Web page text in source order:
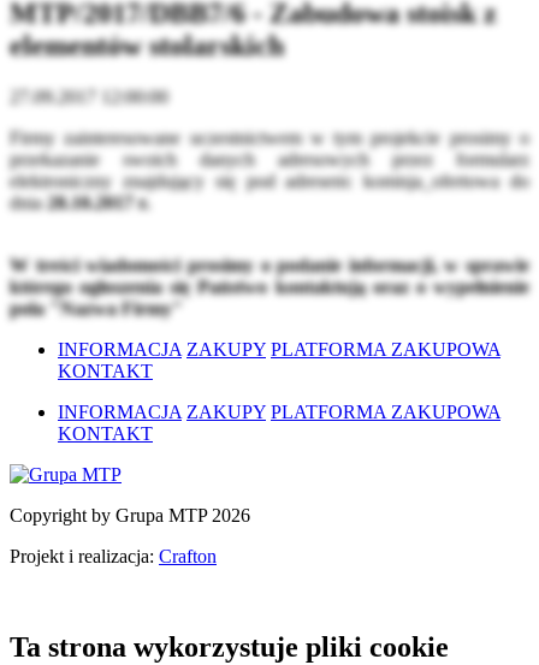
MTP/2017/DBB7/6 - Zabudowa stoisk z
elementów stolarskich
27.09.2017 12:00:00
Firmy zainteresowane uczestnictwem w tym projekcie prosimy o
przekazanie swoich danych adresowych przez formularz
elektroniczny znajdujący się pod adresem:
komisja_ofertowa do
dnia 28.10.2017 r.
W treści wiadomości prosimy o podanie informacji, w sprawie
którego ogłoszenia się Państwo kontaktują oraz o wypełnienie
pola "Nazwa Firmy"
INFORMACJA ZAKUPY PLATFORMA ZAKUPOWA
KONTAKT
INFORMACJA ZAKUPY PLATFORMA ZAKUPOWA
KONTAKT
Copyright by Grupa MTP 2026
Projekt i realizacja: Crafton
Ta strona wykorzystuje pliki cookie